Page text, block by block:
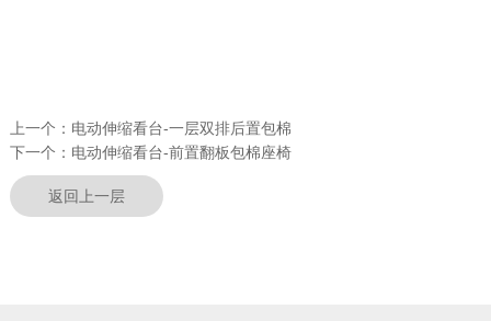
上一个： 电动伸缩看台-一层双排后置包棉
下一个： 电动伸缩看台-前置翻板包棉座椅
返回上一层